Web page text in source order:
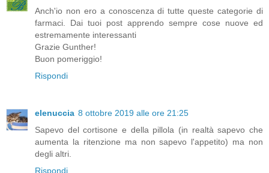
Anch'io non ero a conoscenza di tutte queste categorie di
farmaci. Dai tuoi post apprendo sempre cose nuove ed
estremamente interessanti
Grazie Gunther!
Buon pomeriggio!
Rispondi
elenuccia 8 ottobre 2019 alle ore 21:25
Sapevo del cortisone e della pillola (in realtà sapevo che
aumenta la ritenzione ma non sapevo l'appetito) ma non
degli altri.
Rispondi